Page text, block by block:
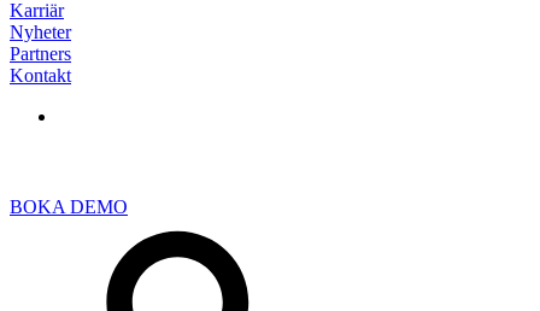
Karriär
Nyheter
Partners
Kontakt
BOKA DEMO